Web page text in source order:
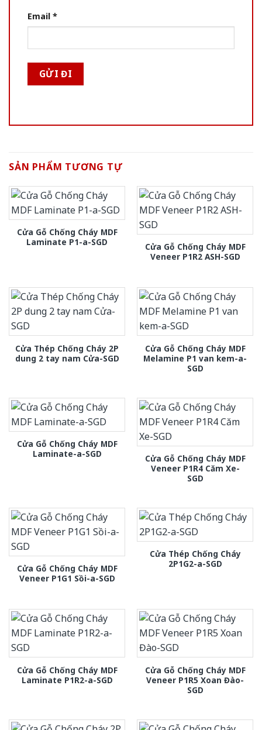
Email *
SẢN PHẨM TƯƠNG TỰ
Cửa Gỗ Chống Cháy MDF
Laminate P1-a-SGD
Cửa Gỗ Chống Cháy MDF
Veneer P1R2 ASH-SGD
Cửa Thép Chống Cháy 2P
dung 2 tay nam Cửa-SGD
Cửa Gỗ Chống Cháy MDF
Melamine P1 van kem-a-
SGD
Cửa Gỗ Chống Cháy MDF
Laminate-a-SGD
Cửa Gỗ Chống Cháy MDF
Veneer P1R4 Căm Xe-
SGD
Cửa Gỗ Chống Cháy MDF
Veneer P1G1 Sồi-a-SGD
Cửa Thép Chống Cháy
2P1G2-a-SGD
Cửa Gỗ Chống Cháy MDF
Laminate P1R2-a-SGD
Cửa Gỗ Chống Cháy MDF
Veneer P1R5 Xoan Đào-
SGD